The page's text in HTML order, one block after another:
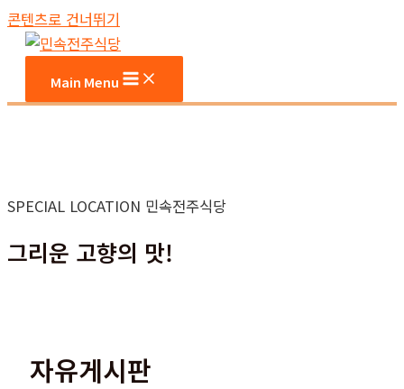
콘텐츠로 건너뛰기
Main Menu
SPECIAL LOCATION 민속전주식당
그리운 고향의 맛!
자유게시판